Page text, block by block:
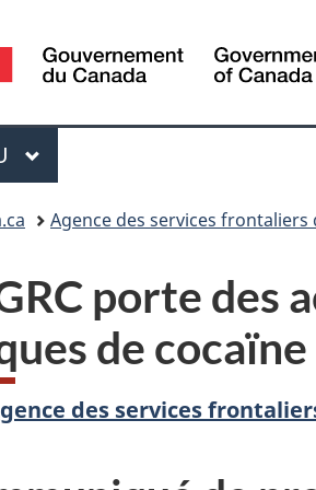
PRINCIPAL
Agence des services frontaliers
porte des
de
des services